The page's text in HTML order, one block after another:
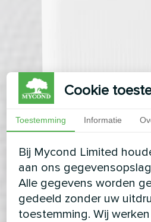
Cookie
Toestemming Informatie
Bij Mycond Limited
aan ons
Alle gegevens worden
gedeeld zonder uw
toestemming. Wij